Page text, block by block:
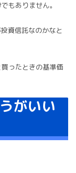
もありません。
資信託なのかなと
ったときの基準価
がいい